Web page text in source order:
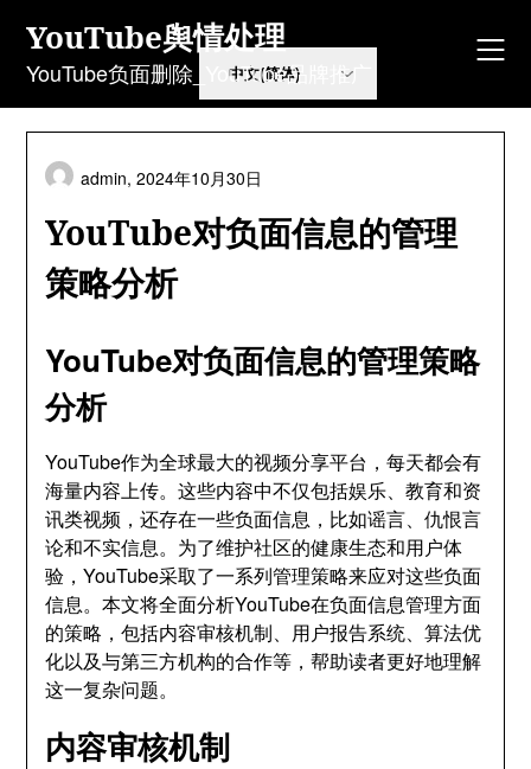
content
YouTube舆情处理
YouTube负面删除_YouTube品牌推广
YouTube对负面信息的管理
策略分析
admin,2024年10月30日
YouTube对负面信息的管理策略
分析
YouTube作为全球最大的视频分享平台，每天都会有
海量内容上传。这些内容中不仅包括娱乐、教育和资
讯类视频，还存在一些负面信息，比如谣言、仇恨言
论和不实信息。为了维护社区的健康生态和用户体
验，YouTube采取了一系列管理策略来应对这些负面
信息。本文将全面分析YouTube在负面信息管理方面
的策略，包括内容审核机制、用户报告系统、算法优
化以及与第三方机构的合作等，帮助读者更好地理解
这一复杂问题。
内容审核机制